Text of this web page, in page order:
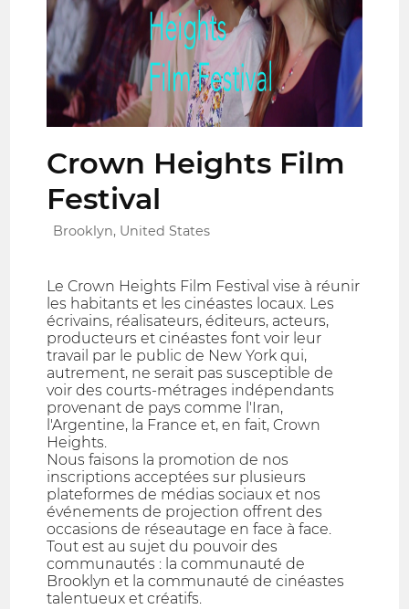
Crown Heights Film
Festival
Brooklyn, United States
Le Crown Heights Film Festival vise à réunir
les habitants et les cinéastes locaux. Les
écrivains, réalisateurs, éditeurs, acteurs,
producteurs et cinéastes font voir leur
travail par le public de New York qui,
autrement, ne serait pas susceptible de
voir des courts-métrages indépendants
provenant de pays comme l'Iran,
l'Argentine, la France et, en fait, Crown
Heights.
Nous faisons la promotion de nos
inscriptions acceptées sur plusieurs
plateformes de médias sociaux et nos
événements de projection offrent des
occasions de réseautage en face à face.
Tout est au sujet du pouvoir des
communautés : la communauté de
Brooklyn et la communauté de cinéastes
talentueux et créatifs.